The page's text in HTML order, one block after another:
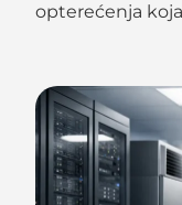
opterećenja